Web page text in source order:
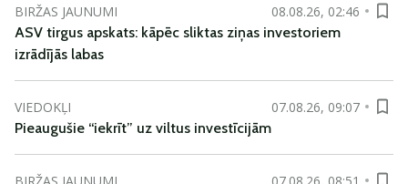
BIRŽAS JAUNUMI
08.08.26, 02:46
ASV tirgus apskats: kāpēc sliktas ziņas investoriem
izrādījās labas
VIEDOKĻI
07.08.26, 09:07
Pieaugušie “iekrīt” uz viltus investīcijām
BIRŽAS JAUNUMI
07.08.26, 08:51